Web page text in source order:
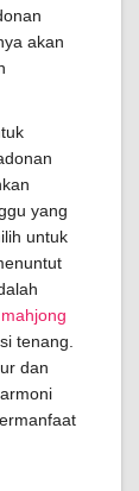
akan
yang
untuk
mahjong
tenang.
dan